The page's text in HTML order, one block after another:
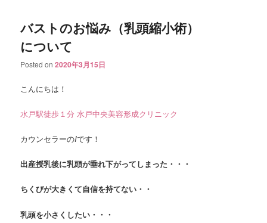
バストのお悩み（乳頭縮小術）
について
Posted on2020年3月15日
こんにちは！
水戸駅徒歩１分 水戸中央美容形成クリニック
カウンセラーのIです！
出産授乳後に乳頭が垂れ下がってしまった・・・
ちくびが大きくて自信を持てない・・
乳頭を小さくしたい・・・